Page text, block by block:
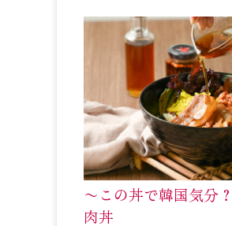
〜この丼で韓国気分
肉丼